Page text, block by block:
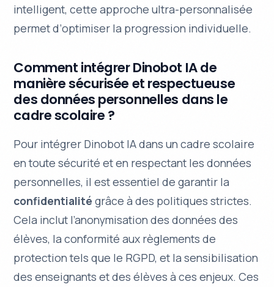
intelligent, cette approche ultra-personnalisée
permet d’optimiser la progression individuelle.
Comment intégrer Dinobot IA de
manière sécurisée et respectueuse
des données personnelles dans le
cadre scolaire ?
Pour intégrer Dinobot IA dans un cadre scolaire
en toute sécurité et en respectant les données
personnelles, il est essentiel de garantir la
confidentialité grâce à des politiques strictes.
Cela inclut l’anonymisation des données des
élèves, la conformité aux règlements de
protectiontels que le RGPD, et la sensibilisation
des enseignants et des élèves à ces enjeux. Ces